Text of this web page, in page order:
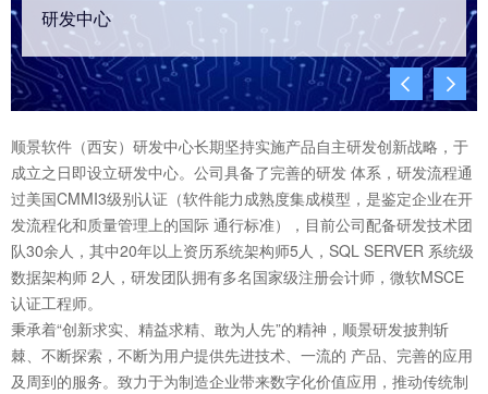
研发中心
 
顺景软件（西安）研发中心长期坚持实施产品自主研发创新战略，于
成立之日即设立研发中心。公司具备了完善的研发 体系，研发流程通
过美国CMMI3级别认证（软件能力成熟度集成模型，是鉴定企业在开
发流程化和质量管理上的国际 通行标准），目前公司配备研发技术团
队30余人，其中20年以上资历系统架构师5人，SQL SERVER 系统级
数据架构师 2人，研发团队拥有多名国家级注册会计师，微软MSCE
认证工程师。
秉承着“创新求实、精益求精、敢为人先”的精神，顺景研发披荆斩
棘、不断探索，不断为用户提供先进技术、一流的 产品、完善的应用
及周到的服务。致力于为制造企业带来数字化价值应用，推动传统制